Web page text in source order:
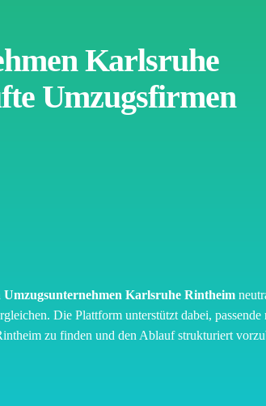
Karlsruhe
Umzugsfirmen
Umzugsunternehmen Karlsruhe Rintheim
Die Plattform unterstützt dabei, passende
zu finden und den Ablauf strukturiert